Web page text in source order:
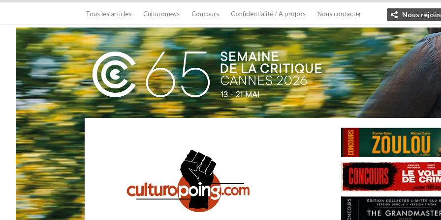
Tous les articles Culturonews Concours Confidentialité / A propos Nous contacter Nous